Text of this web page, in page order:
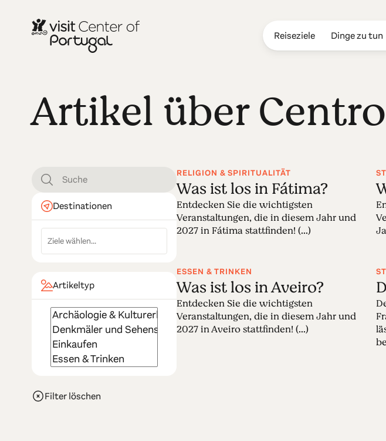
Reiseziele Dinge zu tun
Artikel über
Destinationen
Artikeltyp
Filter löschen
RELIGION & SPIRITUALITÄT
Was ist los in Fátima?
Entdecken Sie die wichtigsten
Veranstaltungen, die in diesem Jahr und
2027 in Fátima stattfinden! (...)
ESSEN & TRINKEN
Was ist los in Aveiro?
Entdecken Sie die wichtigsten
Veranstaltungen, die in diesem Jahr und
2027 in Aveiro stattfinden! (...)